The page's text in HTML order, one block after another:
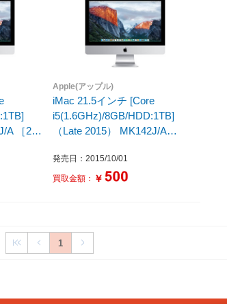
Apple(アップル)
iMac 21.5インチ [Core
i5(1.6GHz)/8GB/HDD:1TB]
（Late 2015） MK142J/A
8GB］
発売日：2015/10/01
買取金額： ￥
1